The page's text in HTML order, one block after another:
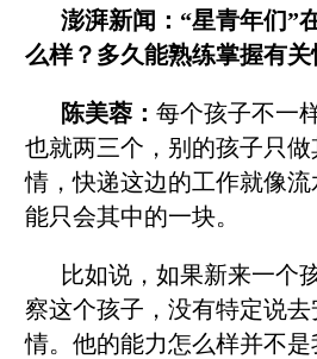
澎湃新闻：“星青年们”
么样？多久能熟练掌握有关
陈美蓉： 每个孩子不一
也就两三个，别的孩子只
情，快递这边的工作就像
能只会其中的一块。
比如说，如果新来一个
察这个孩子，没有特定说
情。他的能力怎么样并不